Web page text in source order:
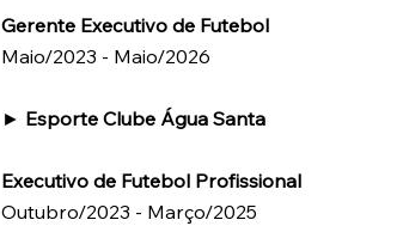
Gerente Executivo de Futebol
Maio/2023 - Maio/2026
► Esporte Clube Água Santa
Executivo de Futebol Profissional
Outubro/2023 - Março/2025